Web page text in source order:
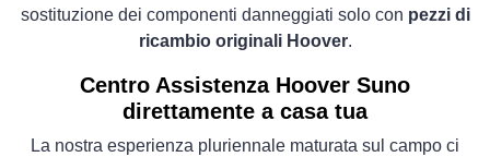
sostituzione dei componenti danneggiati solo con pezzi di
ricambio originali Hoover.
Centro Assistenza Hoover Suno
direttamente a casa tua
La nostra esperienza pluriennale maturata sul campo ci